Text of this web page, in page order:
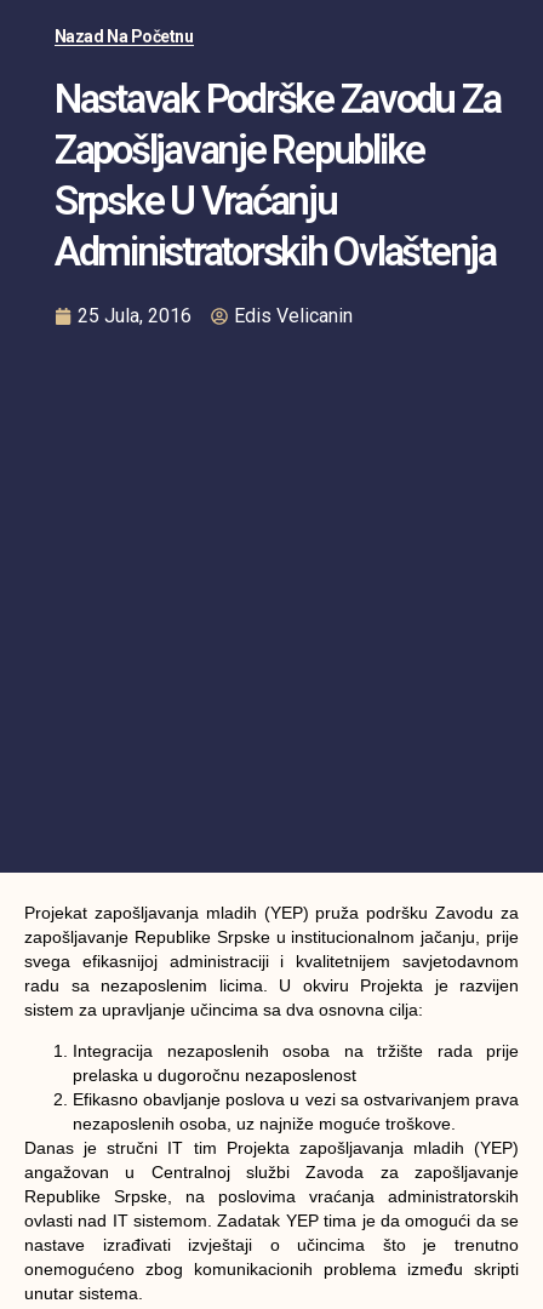
Nazad Na Početnu
Nastavak Podrške Zavodu Za
Zapošljavanje Republike
Srpske U Vraćanju
Administratorskih Ovlaštenja
25 Jula, 2016 Edis Velicanin
Projekat zapošljavanja mladih (YEP) pruža podršku Zavodu za
zapošljavanje Republike Srpske u institucionalnom jačanju, prije
svega efikasnijoj administraciji i kvalitetnijem savjetodavnom
radu sa nezaposlenim licima. U okviru Projekta je razvijen
sistem za upravljanje učincima sa dva osnovna cilja:
Integracija nezaposlenih osoba na tržište rada prije
prelaska u dugoročnu nezaposlenost
Efikasno obavljanje poslova u vezi sa ostvarivanjem prava
nezaposlenih osoba, uz najniže moguće troškove.
Danas je stručni IT tim Projekta zapošljavanja mladih (YEP)
angažovan u Centralnoj službi Zavoda za zapošljavanje
Republike Srpske, na poslovima vraćanja administratorskih
ovlasti nad IT sistemom. Zadatak YEP tima je da omogući da se
nastave izrađivati izvještaji o učincima što je trenutno
onemogućeno zbog komunikacionih problema između skripti
unutar sistema.